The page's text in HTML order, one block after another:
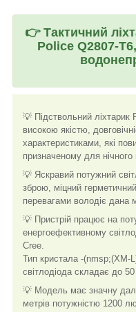
👉 Тактичний
Police Q2807-
💡 Підствольний ліхтарик
високою якістю,
характеристиками, які
призначеному для
💡 Яскравий потужний
зброю, міцний
перевагами володіє дана
💡 Пристрій працює на
енергоефективному
Cree.
Тип кристала -(nmsp;(XM-
світлодіода складає до
💡 Модель має значну
метрів потужністю 1200